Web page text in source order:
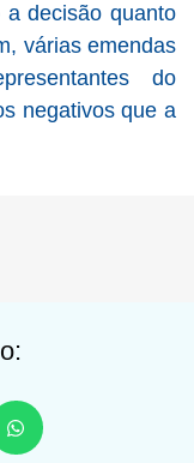
a decisão quanto
várias emendas
do
negativos que a